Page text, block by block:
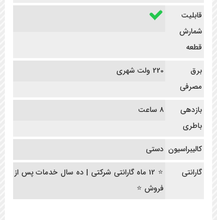
قابلیت
شمارش
قطعه
برق
مصرفی
220 ولت شهری
بازدهی
باطری
8 ساعت
کالیبراسیون دستی
گارانتی
⭐ 12 ماه گارانتی شرکتی | ده سال خدمات پس از
فروش ⭐